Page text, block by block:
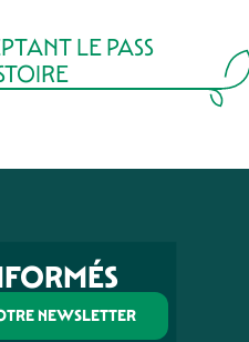
LE PASS
DE L'ART
NEWSLETTER